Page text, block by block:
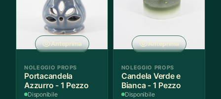
Anteprima
NOLEGGIO PROPS
Portacandela
Azzurro - 1 Pezzo
Disponibile
Anteprima
NOLEGGIO PROPS
Candela Verde e
Bianca - 1 Pezzo
Disponibile